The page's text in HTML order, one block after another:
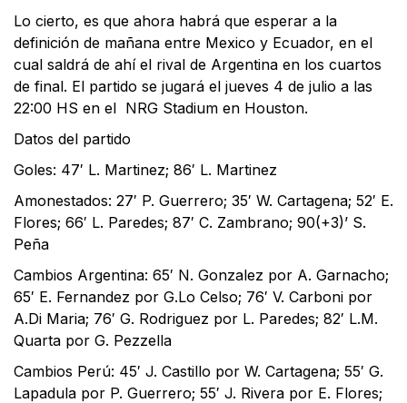
Lo cierto, es que ahora habrá que esperar a la
definición de mañana entre Mexico y Ecuador, en el
cual saldrá de ahí el rival de Argentina en los cuartos
de final. El partido se jugará el jueves 4 de julio a las
22:00 HS en el NRG Stadium en Houston.
Datos del partido
Goles: 47′ L. Martinez; 86′ L. Martinez
Amonestados: 27′ P. Guerrero; 35′ W. Cartagena; 52′ E.
Flores; 66′ L. Paredes; 87′ C. Zambrano; 90(+3)’ S.
Peña
Cambios Argentina: 65′ N. Gonzalez por A. Garnacho;
65′ E. Fernandez por G.Lo Celso; 76′ V. Carboni por
A.Di Maria; 76′ G. Rodriguez por L. Paredes; 82′ L.M.
Quarta por G. Pezzella
Cambios Perú: 45′ J. Castillo por W. Cartagena; 55′ G.
Lapadula por P. Guerrero; 55′ J. Rivera por E. Flores;